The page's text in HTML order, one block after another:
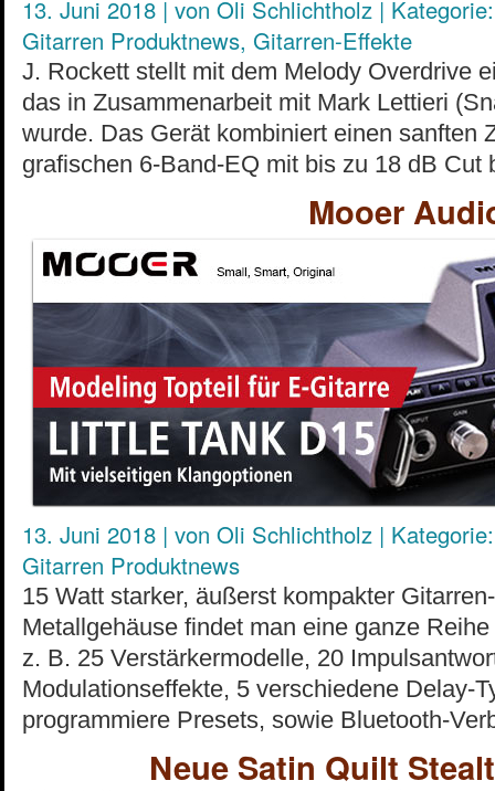
13. Juni 2018 | von Oli Schlichtholz | Kategorie:
Gitarren Produktnews, Gitarren-Effekte
J. Rockett stellt mit dem Melody Overdrive
das in Zusammenarbeit mit Mark Lettieri
wurde. Das Gerät kombiniert einen sanften
grafischen 6-Band-EQ mit bis zu 18 dB
Mooer
13. Juni 2018 | von Oli Schlichtholz | Kategorie:
Gitarren Produktnews
15 Watt starker, äußerst kompakter
Metallgehäuse findet man eine ganze
z. B. 25 Verstärkermodelle, 20
Modulationseffekte, 5 verschiedene Delay-
programmiere Presets, sowie Bluetooth-
Neue Satin Quilt